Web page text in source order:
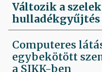
Változik a
Computeres
egybekötött
a SIKK-ben